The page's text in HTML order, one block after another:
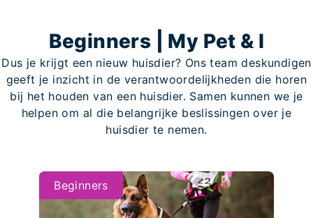
Beginners | My Pet & I
Dus je krijgt een nieuw huisdier? Ons team deskundigen
geeft je inzicht in de verantwoordelijkheden die horen
bij het houden van een huisdier. Samen kunnen we je
helpen om al die belangrijke beslissingen over je
huisdier te nemen.
Beginners